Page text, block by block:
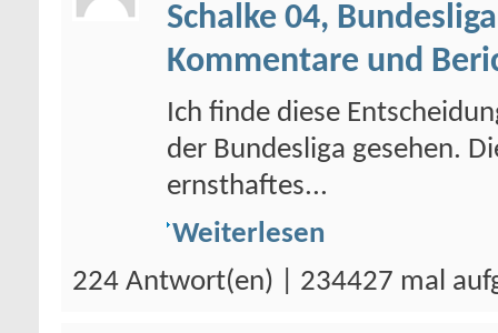
Schalke 04,
Kommentare und
Ich finde diese
der Bundesliga gesehen.
ernsthaftes...
Weiterlesen
224 Antwort(en) | 234427 mal